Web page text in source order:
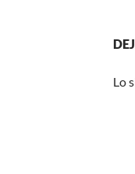
Lo